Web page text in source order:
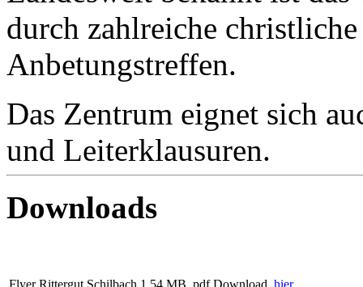
durch zahlreiche
Anbetungstreffen.
Das Zentrum eignet sich
und Leiterklausuren.
Downloads
Flyer Rittergut Schilbach 1,54 MB, pdf Download, hier...